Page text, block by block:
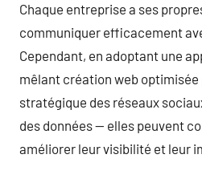
Chaque entreprise a ses
communiquer efficacement
Cependant, en adoptant une
mêlant création web optimisée
stratégique des réseaux
des données — elles peuvent
améliorer leur visibilité et leur